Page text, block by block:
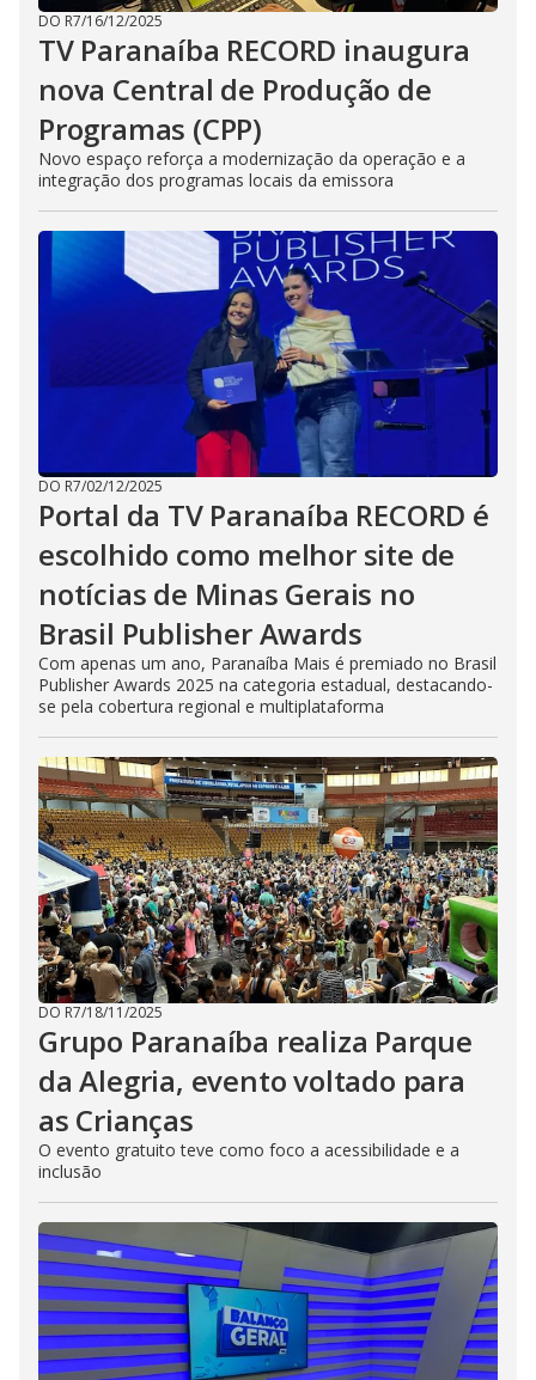
DO R7/16/12/2025
TV Paranaíba RECORD inaugura
nova Central de Produção de
Programas (CPP)
Novo espaço reforça a modernização da operação e a
integração dos programas locais da emissora
DO R7/02/12/2025
Portal da TV Paranaíba RECORD é
escolhido como melhor site de
notícias de Minas Gerais no
Brasil Publisher Awards
Com apenas um ano, Paranaíba Mais é premiado no Brasil
Publisher Awards 2025 na categoria estadual, destacando-
se pela cobertura regional e multiplataforma
DO R7/18/11/2025
Grupo Paranaíba realiza Parque
da Alegria, evento voltado para
as Crianças
O evento gratuito teve como foco a acessibilidade e a
inclusão